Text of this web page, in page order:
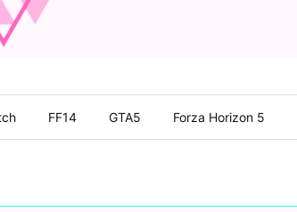
FF14 GTA5 Forza Horizon 5